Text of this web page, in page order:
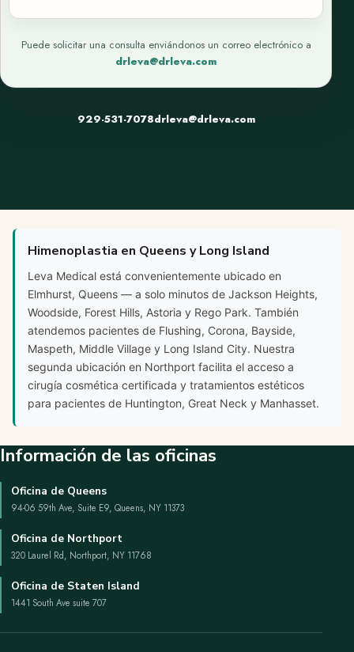
Puede solicitar una consulta enviándonos un correo electrónico a
drleva@drleva.com
929-531-7078drleva@drleva.com
Himenoplastia en Queens y Long Island
Leva Medical está convenientemente ubicado en
Elmhurst, Queens — a solo minutos de Jackson Heights,
Woodside, Forest Hills, Astoria y Rego Park. También
atendemos pacientes de Flushing, Corona, Bayside,
Maspeth, Middle Village y Long Island City. Nuestra
segunda ubicación en Northport facilita el acceso a
cirugía cosmética certificada y tratamientos estéticos
para pacientes de Huntington, Great Neck y Manhasset.
Información de las oficinas
Oficina de Queens
94-06 59th Ave, Suite E9, Queens, NY 11373
Oficina de Northport
320 Laurel Rd, Northport, NY 11768
Oficina de Staten Island
1441 South Ave suite 707